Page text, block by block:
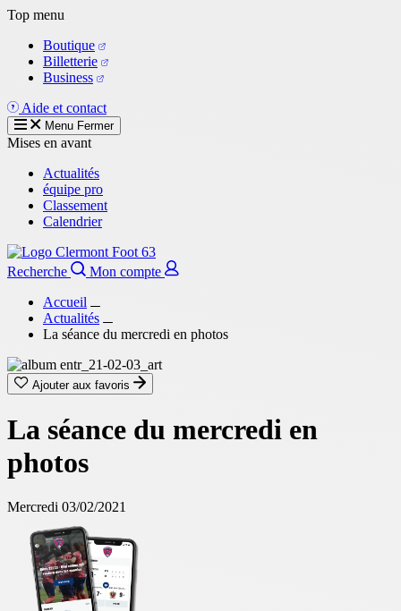
Aller
contenu
principal
Top menu
Boutique
Billetterie
Business
Aide et contact
Menu Fermer
Mises en avant
Actualités
équipe pro
Classement
Calendrier
Recherche
Mon compte
Accueil
Actualités
La séance du mercredi en photos
Ajouter aux favoris
La séance du mercredi en
photos
Mercredi 03/02/2021